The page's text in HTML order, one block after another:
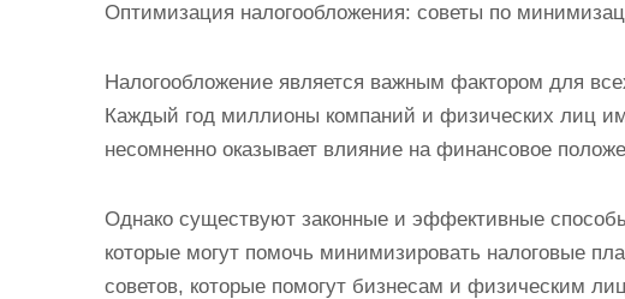
Оптимизация налогообложения: советы по
Налогообложение является важным фактором для
Каждый год миллионы компаний и физических лиц
несомненно оказывает влияние на финансовое
Однако существуют законные и эффективные
которые могут помочь минимизировать налоговые
советов, которые помогут бизнесам и физическим